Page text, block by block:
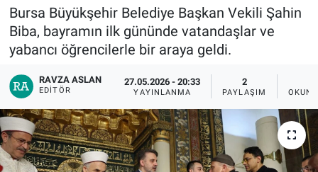
Bursa Büyükşehir Belediye Başkan Vekili Şahin
Biba, bayramın ilk gününde vatandaşlar ve
yabancı öğrencilerle bir araya geldi.
RAVZA ASLAN
EDITÖR
27.05.2026 - 20:33
YAYINLANMA
2
PAYLAŞIM
Bilim, Teknoloji
KÜLTÜR-SANAT
Yerel
Bursaspor
Gündem
Bursa Trafik Yoğunluk Haritası
Süper Lig Puan Durumu ve Fikstür
Tüm Manşetler
Son Dakika Haberleri
Haber Arşivi